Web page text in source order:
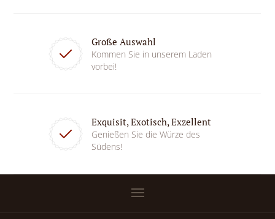
Große Auswahl
Kommen Sie in unserem Laden
vorbei!
Exquisit, Exotisch, Exzellent
Genießen Sie die Würze des
Südens!